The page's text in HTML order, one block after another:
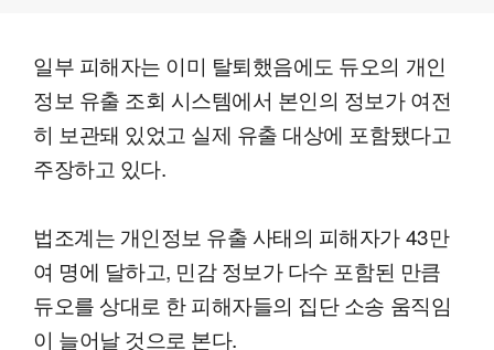
일부 피해자는 이미 탈퇴했음에도 듀오의 개인
정보 유출 조회 시스템에서 본인의 정보가 여전
히 보관돼 있었고 실제 유출 대상에 포함됐다고
주장하고 있다.
법조계는 개인정보 유출 사태의 피해자가 43만
여 명에 달하고, 민감 정보가 다수 포함된 만큼
듀오를 상대로 한 피해자들의 집단 소송 움직임
이 늘어날 것으로 본다.